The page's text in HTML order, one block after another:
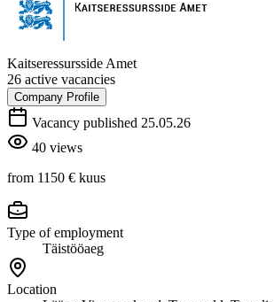
Kaitseressursside Amet
26 active vacancies
Company Profile
Vacancy published 25.05.26
40 views
from 1150 € kuus
Type of employment
Täistööaeg
Location